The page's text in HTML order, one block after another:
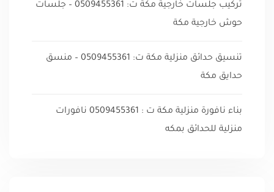
تركيب جلسات خارجية مكة ت: 0509455361 – جلسات
حوش خارجية مكة
تنسيق حدائق منزلية مكة ت: 0509455361 – منسق
حدايق مكة
بناء نافورة منزلية مكة ت : 0509455361 نافورات
منزلية للحدائق بمكه